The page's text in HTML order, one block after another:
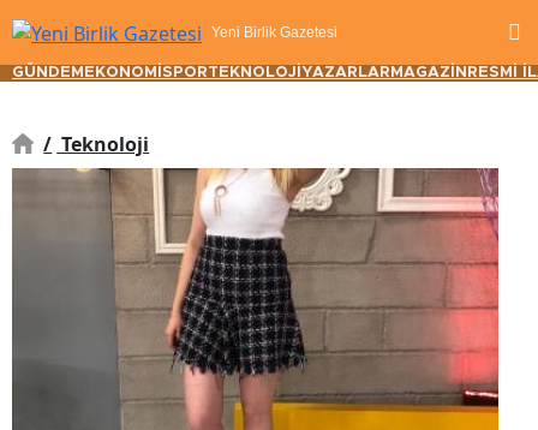
Yeni Birlik Gazetesi
GÜNDEM EKONOMİ SPORTEKNOLOJİ YAZARLAR MAGAZİN RESMİ
/ Teknoloji